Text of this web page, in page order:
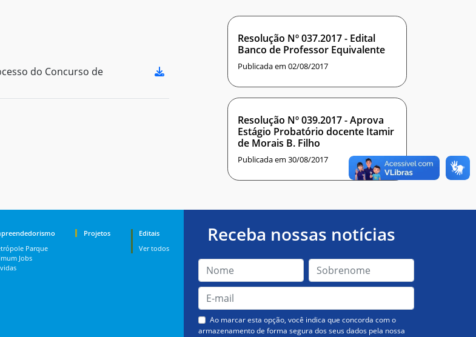
do Concurso de
Resolução Nº 037.2017 - Edital
Banco de Professor Equivalente
Publicada em 02/08/2017
Resolução Nº 039.2017 - Aprova
Estágio Probatório docente Itamir
de Morais B. Filho
Publicada em 30/08/2017
Parque
Jobs
Projetos
Editais
Ver todos
Receba nossas notícias
Ao marcar esta opção, você indica que concorda com o
armazenamento de forma segura dos seus dados pela nossa